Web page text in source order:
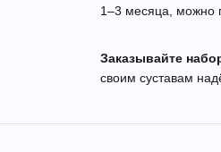
1–3 месяца, можно
Заказывайте
своим суставам